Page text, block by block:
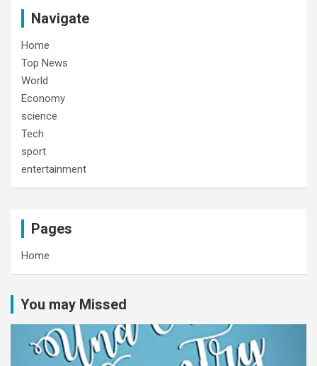
Navigate
Home
Top News
World
Economy
science
Tech
sport
entertainment
Pages
Home
You may Missed